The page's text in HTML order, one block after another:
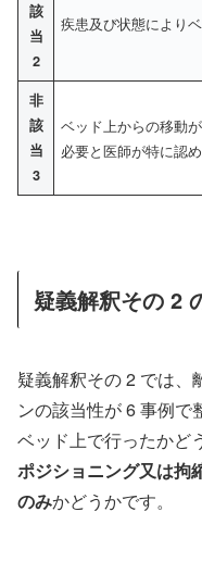
該
当
2
疾患及び状態により
非
該
当
3
ベッド上からの移動
必要と医師が特に認
疑義解釈その 2
疑義解釈その 2 では、
ンの該当性が 6 事例で
ベッド上で行ったかど
ポジショニング又は拘
のみかどうかです。